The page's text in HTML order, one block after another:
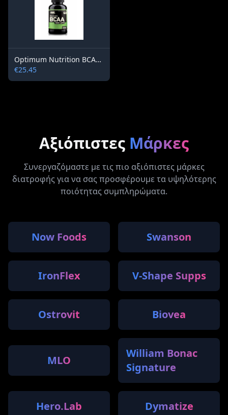
Optimum Nutrition BCAA Mega-Size 1000 mg / 200 capsules
€25.45
Αξιόπιστες Μάρκες
Συνεργαζόμαστε με τις πιο αξιόπιστες μάρκες
διατροφής για να σας προσφέρουμε τα υψηλότερης
ποιότητας συμπληρώματα.
Now Foods Swanson
IronFlex V-Shape Supps
Ostrovit Biovea
MLO
William Bonac
Signature
Hero.Lab Dymatize